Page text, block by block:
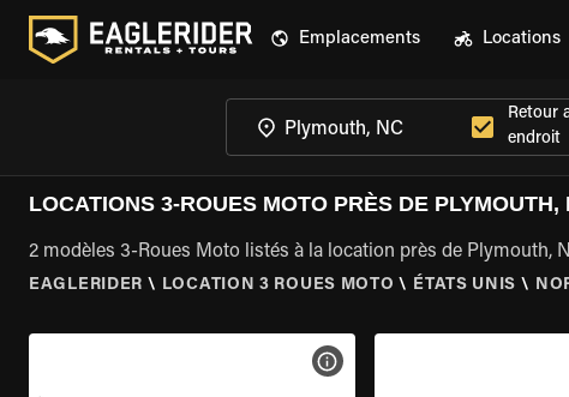
Emplacements Locations
Retour
endroit
LOCATIONS 3-ROUES MOTO PRÈS DE PLYMOUTH,
2 modèles 3-Roues Moto listés à la location près de Plymouth,
EAGLERIDER \ LOCATION 3 ROUES MOTO \ ÉTATS UNIS \
VOIR LES SPÉCIFICATIONS DE